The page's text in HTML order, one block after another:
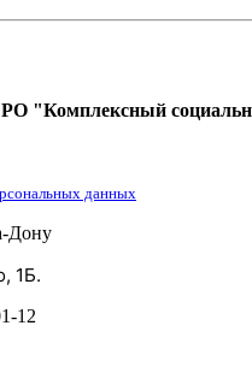
"Комплексный
данных
Дону
1Б.
12